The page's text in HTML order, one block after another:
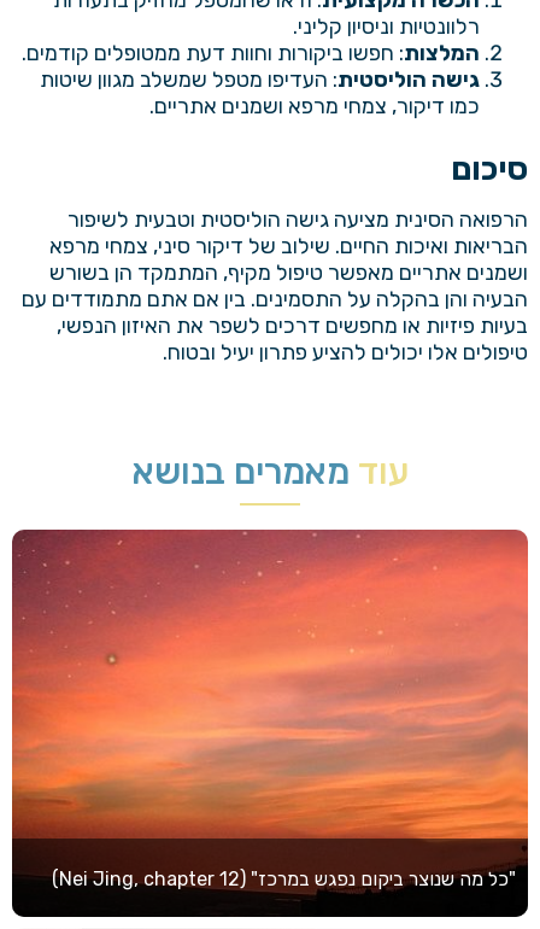
רלוונטיות וניסיון קליני.
המלצות: חפשו ביקורות וחוות דעת ממטופלים קודמים.
גישה הוליסטית: העדיפו מטפל שמשלב מגוון שיטות
כמו דיקור, צמחי מרפא ושמנים אתריים.
סיכום
הרפואה הסינית מציעה גישה הוליסטית וטבעית לשיפור
הבריאות ואיכות החיים. שילוב של דיקור סיני, צמחי מרפא
ושמנים אתריים מאפשר טיפול מקיף, המתמקד הן בשורש
הבעיה והן בהקלה על התסמינים. בין אם אתם מתמודדים עם
בעיות פיזיות או מחפשים דרכים לשפר את האיזון הנפשי,
טיפולים אלו יכולים להציע פתרון יעיל ובטוח.
עוד מאמרים בנושא
"כל מה שנוצר ביקום נפגש במרכז" (Nei Jing, chapter 12)